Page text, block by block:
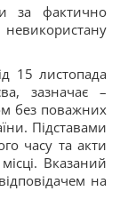
за фактично
15 листопада
зазначає –
без поважних
Підставами
часу та акти
Вказаний
на